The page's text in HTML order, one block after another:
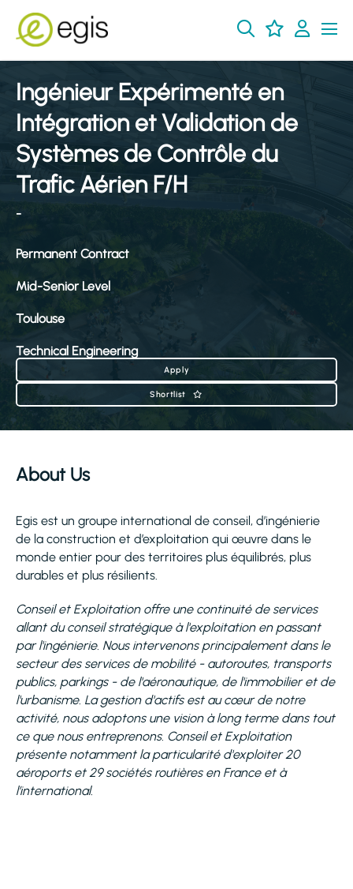
Ingénieur Expérimenté en
Intégration et Validation de
Systèmes de Contrôle du
Trafic Aérien F/H
-
Permanent Contract
Mid-Senior Level
Toulouse
Technical Engineering
Apply
Shortlist
About Us
Egis est un groupe international de conseil, d’ingénierie
de la construction et d’exploitation qui œuvre dans le
monde entier pour des territoires plus équilibrés, plus
durables et plus résilients.
Conseil et Exploitation offre une continuité de services
allant du conseil stratégique à l'exploitation en passant
par l'ingénierie. Nous intervenons principalement dans le
secteur des services de mobilité - autoroutes, transports
publics, parkings - de l'aéronautique, de l'immobilier et de
l'urbanisme. La gestion d'actifs est au cœur de notre
activité, nous adoptons une vision à long terme dans tout
ce que nous entreprenons. Conseil et Exploitation
présente notamment la particularité d'exploiter 20
aéroports et 29 sociétés routières en France et à
l’international.